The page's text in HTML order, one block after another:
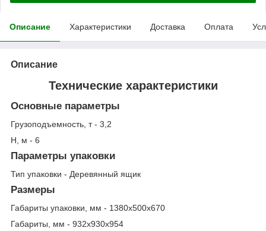
Описание Характеристики Доставка Оплата
Описание
Технические характеристики
Основные параметры
Грузоподъемность, т - 3,2
Н, м - 6
Параметры упаковки
Тип упаковки - Деревянный ящик
Размеры
Габариты упаковки, мм - 1380х500х670
Габариты, мм - 932х930х954